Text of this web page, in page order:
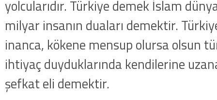
yolcularıdır. Türkiye demek İslam
milyar insanın duaları demektir.
inanca, kökene mensup olursa olsun
ihtiyaç duyduklarında kendilerine
şefkat eli demektir.